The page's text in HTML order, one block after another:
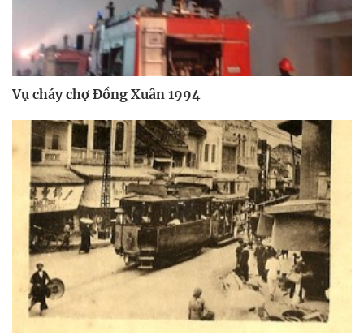
Vụ cháy chợ Đồng Xuân 1994